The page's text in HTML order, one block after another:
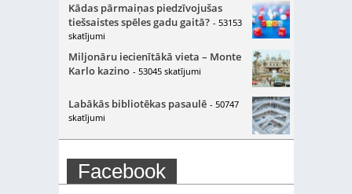
Kādas pārmaiņas piedzīvojušas
tiešsaistes spēles gadu gaitā? - 53153
skatījumi
Miljonāru iecienītākā vieta – Monte
Karlo kazino - 53045 skatījumi
Labākās bibliotēkas pasaulē - 50747
skatījumi
Facebook